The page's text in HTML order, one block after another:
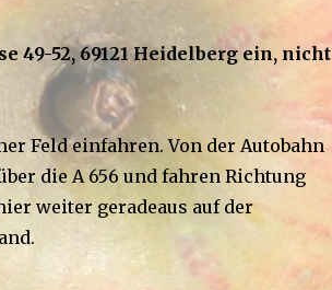
49-52, 69121 Heidelberg ein, nicht
Feld einfahren. Von der Autobahn
die A 656 und fahren Richtung
weiter geradeaus auf der